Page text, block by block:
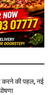
करने की पहल, नई